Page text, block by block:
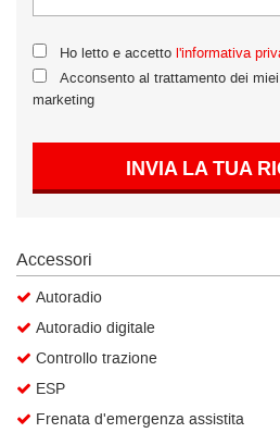
Ho letto e accetto l'informativa
Acconsento al trattamento dei
marketing
INVIA LA TUA
Accessori
Autoradio
Autoradio digitale
Controllo trazione
ESP
Frenata d'emergenza assistita
cookie
policy
le